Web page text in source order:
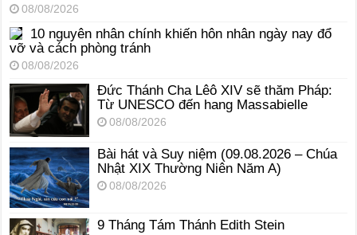
08/08/2026
10 nguyên nhân chính khiến hôn nhân ngày nay đổ
vỡ và cách phòng tránh
08/08/2026
Đức Thánh Cha Lêô XIV sẽ thăm Pháp:
Từ UNESCO đến hang Massabielle
08/08/2026
Bài hát và Suy niệm (09.08.2026 – Chúa
Nhật XIX Thường Niên Năm A)
08/08/2026
9 Tháng Tám Thánh Edith Stein